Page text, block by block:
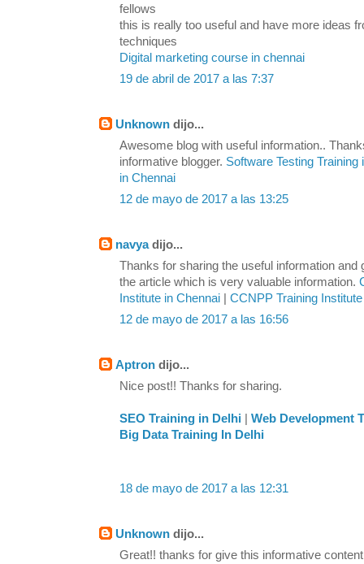
fellows
this is really too useful and have more ideas
techniques
Digital marketing course in chennai
19 de abril de 2017 a las 7:37
Unknown dijo...
Awesome blog with useful information..
informative blogger. Software Testing Training
in Chennai
12 de mayo de 2017 a las 13:25
navyadijo...
Thanks for sharing the useful information and
the article which is very valuable information.
Institute in Chennai
CCNPP Training
12 de mayo de 2017 a las 16:56
Aptron dijo...
Nice post!! Thanks for sharing.
SEO Training in Delhi
Web Development
Big Data Training In Delhi
18 de mayo de 2017 a las 12:31
Unknown dijo...
Great!! thanks for give this informative